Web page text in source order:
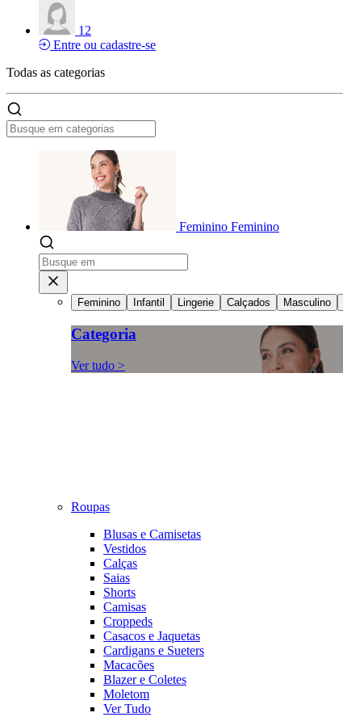
12
Entre ou cadastre-se
Todas as categorias
Feminino Feminino
Feminino Infantil Lingerie Calçados Masculino
Categoria
Ver tudo >
Roupas
Blusas e Camisetas
Vestidos
Calças
Saias
Shorts
Camisas
Croppeds
Casacos e Jaquetas
Cardigans e Sueters
Macacões
Blazer e Coletes
Moletom
Ver Tudo